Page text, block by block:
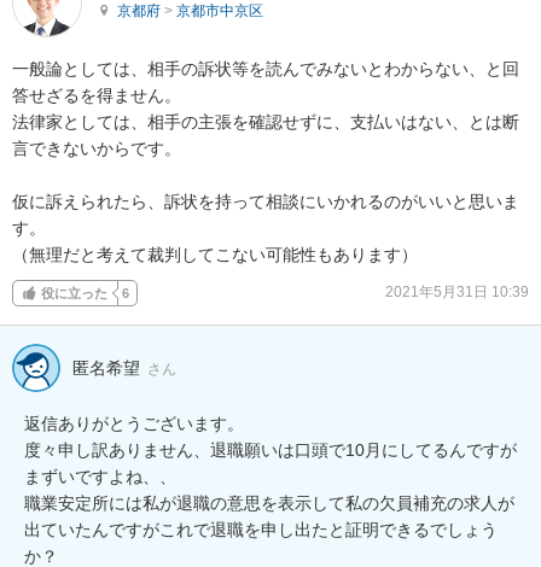
京都府 > 京都市中京区
一般論としては、相手の訴状等を読んでみないとわからない、と回
答せざるを得ません。
法律家としては、相手の主張を確認せずに、支払いはない、とは断
言できないからです。
仮に訴えられたら、訴状を持って相談にいかれるのがいいと思いま
す。
（無理だと考えて裁判してこない可能性もあります）
役に立った 6 2021年5月31日 10:39
匿名希望 さん
返信ありがとうございます。
度々申し訳ありません、退職願いは口頭で10月にしてるんですが
まずいですよね、、
職業安定所には私が退職の意思を表示して私の欠員補充の求人が
出ていたんですがこれで退職を申し出たと証明できるでしょう
か？